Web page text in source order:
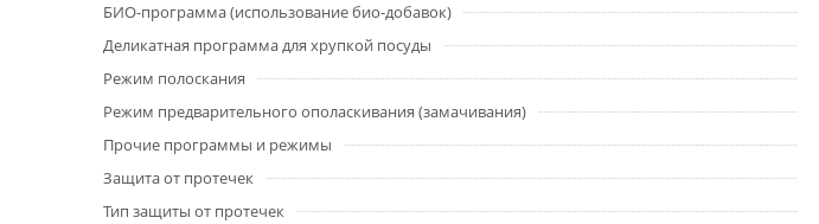
БИО-программа (использование био-добавок)
Деликатная программа для хрупкой посуды
Режим полоскания
Режим предварительного ополаскивания (замачивания)
Прочие программы и режимы
Защита от протечек
Тип защиты от протечек